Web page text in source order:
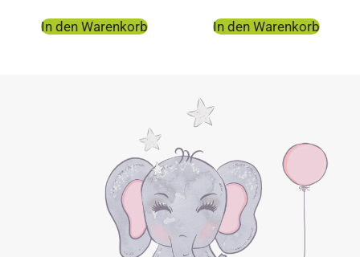
In den Warenkorb In den Warenkorb